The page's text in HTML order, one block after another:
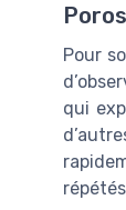
Pour
qui